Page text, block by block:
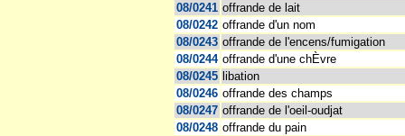
08/0241 offrande de lait
08/0242 offrande d'un nom
08/0243 offrande de l'encens/fumigation
08/0244 offrande d'une chÈvre
08/0245 libation
08/0246 offrande des champs
08/0247 offrande de l'oeil-oudjat
08/0248 offrande du pain